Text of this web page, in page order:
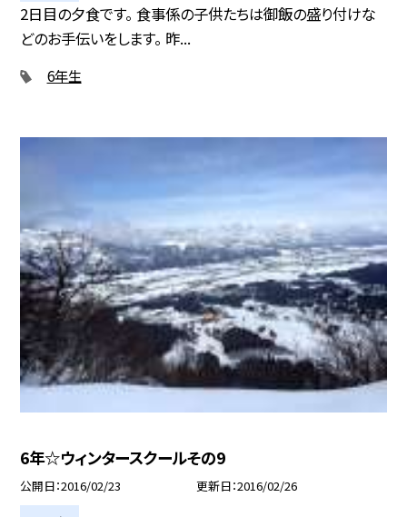
2日目の夕食です。 食事係の子供たちは御飯の盛り付けな
どのお手伝いをします。 昨...
6年生
6年☆ウィンタースクールその9
公開日 2016/02/23 更新日 2016/02/26